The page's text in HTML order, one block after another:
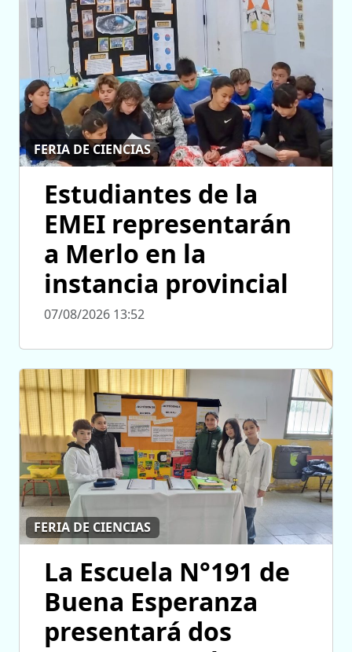
FERIA DE CIENCIAS
Estudiantes de la
EMEI representarán
a Merlo en la
instancia provincial
07/08/2026 13:52
FERIA DE CIENCIAS
La Escuela N°191 de
Buena Esperanza
presentará dos